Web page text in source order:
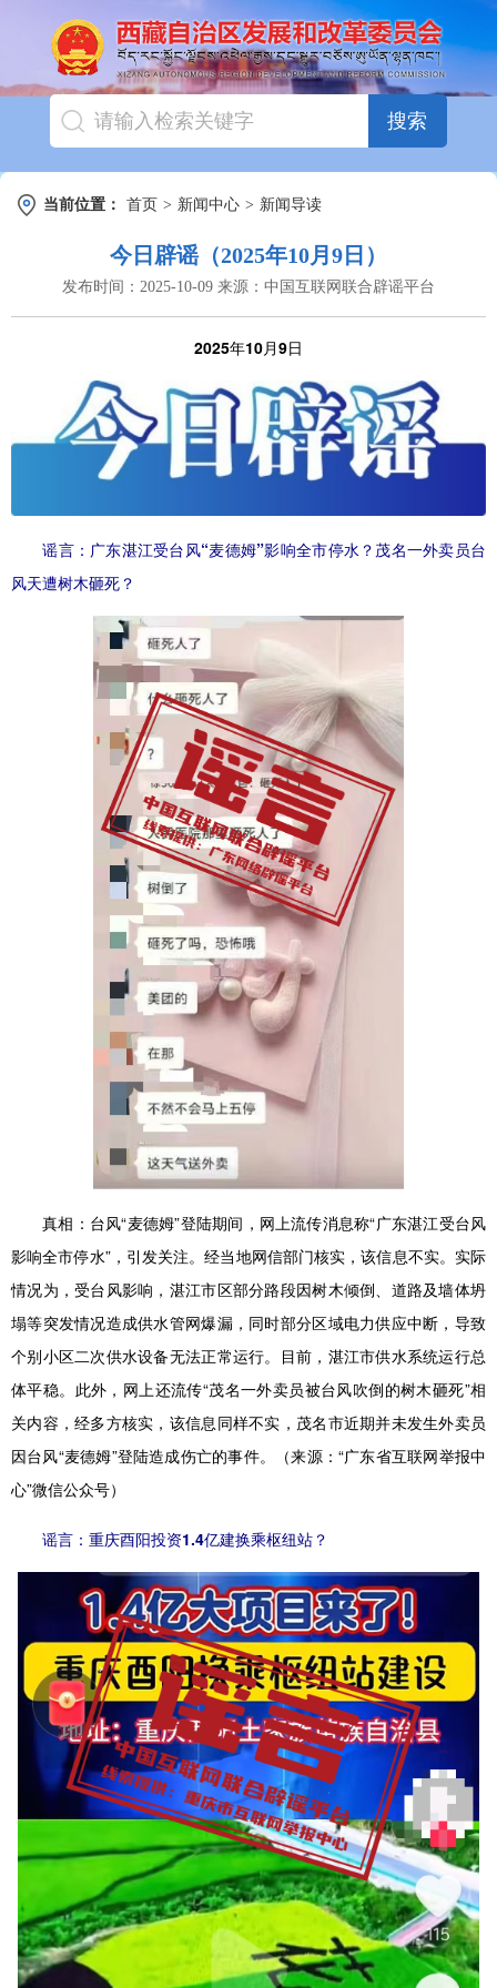
搜索
当前位置： 首页 > 新闻中心 > 新闻导读
今日辟谣（2025年10月9日）
发布时间： 2025-10-09 来源： 中国互联网联合辟谣平台
2025年10月9日
谣言：广东湛江受台风“麦德姆”影响全市停水？茂名一外卖员台
风天遭树木砸死？
真相： 台风“麦德姆”登陆期间，网上流传消息称“广东湛江受台风
影响全市停水”，引发关注。经当地网信部门核实，该信息不实。实际
情况为，受台风影响，湛江市区部分路段因树木倾倒、道路及墙体坍
塌等突发情况造成供水管网爆漏，同时部分区域电力供应中断，导致
个别小区二次供水设备无法正常运行。目前，湛江市供水系统运行总
体平稳。此外，网上还流传“茂名一外卖员被台风吹倒的树木砸死”相
关内容，经多方核实，该信息同样不实，茂名市近期并未发生外卖员
因台风“麦德姆”登陆造成伤亡的事件。（来源：“广东省互联网举报中
心”微信公众号）
谣言：重庆酉阳投资1.4亿建换乘枢纽站？